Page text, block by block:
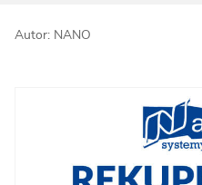
Autor: NANO